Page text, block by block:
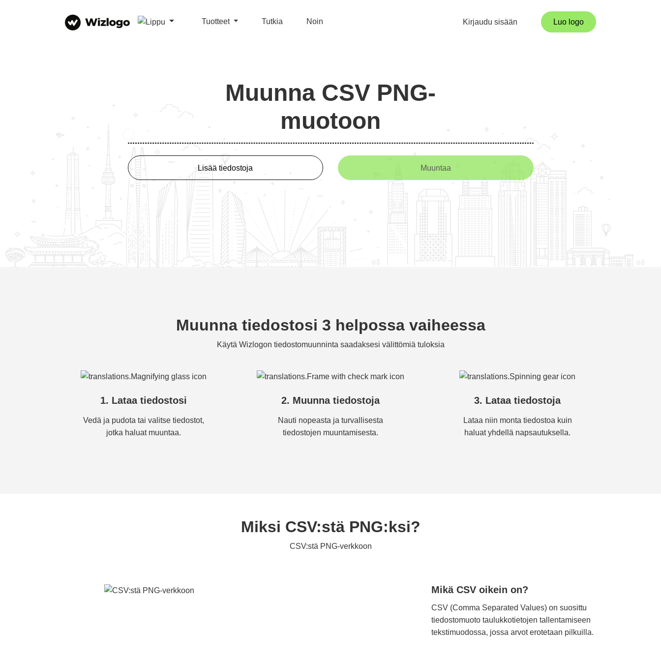
Tuotteet Tutkia Noin Kirjaudu sisään Luo logo
Muunna CSV PNG-
muotoon
Lisää tiedostoja Muuntaa
Muunna tiedostosi 3 helpossa vaiheessa
Käytä Wizlogon tiedostomuunninta saadaksesi välittömiä tuloksia
1. Lataa tiedostosi
Vedä ja pudota tai valitse tiedostot,
jotka haluat muuntaa.
2. Muunna tiedostoja
Nauti nopeasta ja turvallisesta
tiedostojen muuntamisesta.
3. Lataa tiedostoja
Lataa niin monta tiedostoa kuin
haluat yhdellä napsautuksella.
Miksi CSV:stä PNG:ksi?
CSV:stä PNG-verkkoon
Mikä CSV oikein on?
CSV (Comma Separated Values) on suosittu
tiedostomuoto taulukkotietojen tallentamiseen
tekstimuodossa, jossa arvot erotetaan pilkuilla.